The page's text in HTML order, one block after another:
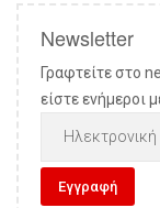
Newsletter
Γραφτείτε στο
είστε ενήμεροι